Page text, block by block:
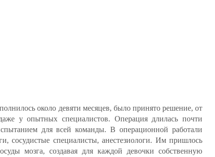
около девяти месяцев, было принято решение, от
у опытных специалистов. Операция длилась почти
для всей команды. В операционной работали
сосудистые специалисты, анестезиологи. Им пришлось
мозга, создавая для каждой девочки собственную